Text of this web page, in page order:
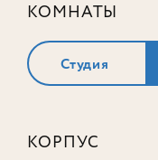
КОМНАТЫ
Студия
КОРПУС